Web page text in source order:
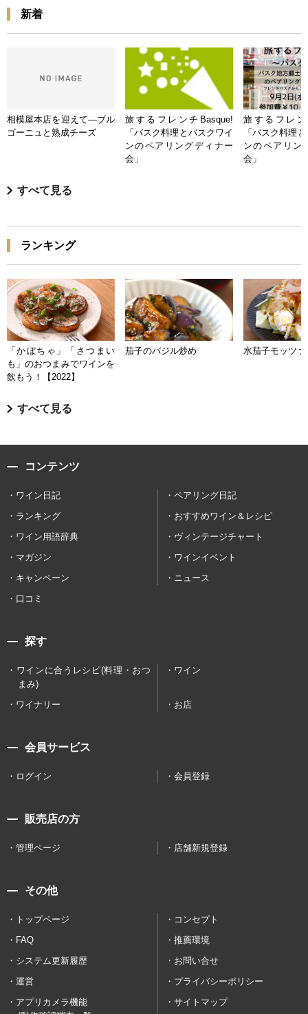
新着
相模屋本店を迎えて―ブル
ゴーニュと熟成チーズ
旅するフレンチBasque!
「バスク料理とバスクワイ
ンのペアリングディナー
会」
旅するフレン
「バスク料理
ンのペアリン
会」
すべて見る
ランキング
「かぼちゃ」「さつまい
も」のおつまみでワインを
飲もう！【2022】
茄子のバジル炒め 水茄子モッツァ
すべて見る
コンテンツ
ワイン日記
ペアリング日記
ランキング
おすすめワイン＆レシピ
ワイン用語辞典
ヴィンテージチャート
マガジン
ワインイベント
キャンペーン
ニュース
口コミ
探す
ワインに合うレシピ(料理・おつ
まみ)
ワイン
ワイナリー お店
会員サービス
ログイン 会員登録
販売店の方
管理ページ 店舗新規登録
その他
トップページ
コンセプト
FAQ
推薦環境
システム更新履歴
お問い合せ
運営
プライバシーポリシー
アプリカメラ機能
サイトマップ